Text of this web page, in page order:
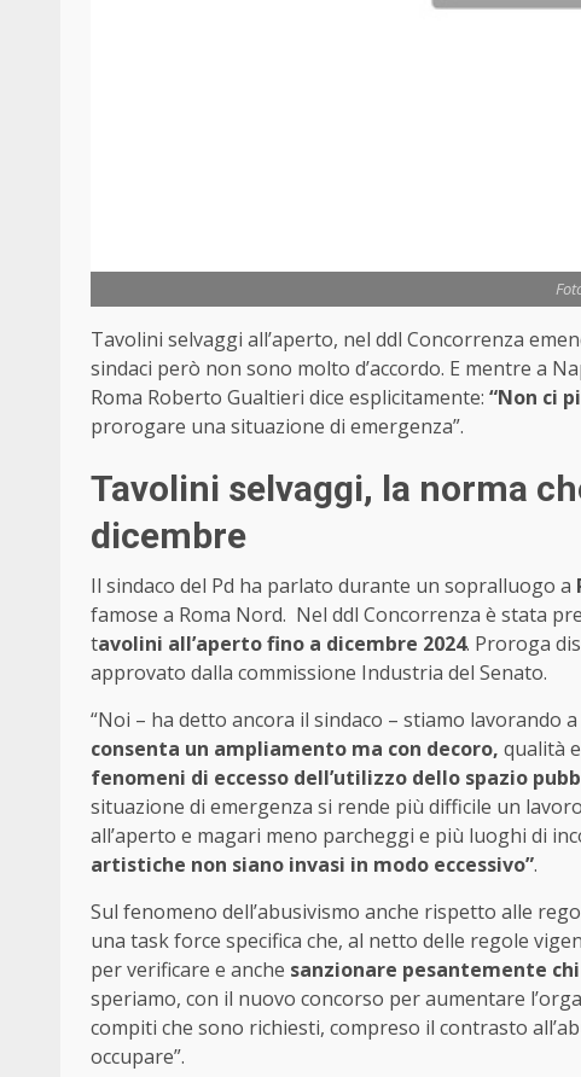
Tavolini selvaggi all’aperto, nel ddl Concorrenza
sindaci però non sono molto d’accordo. E mentre a
Roma Roberto Gualtieri dice esplicitamente: “Non ci
prorogare una situazione di emergenza”.
Tavolini selvaggi, la norma
dicembre
Il sindaco del Pd ha parlato durante un sopralluogo a
famose a Roma Nord. Nel ddl Concorrenza è stata
tavolini all’aperto fino a dicembre 2024. Proroga
approvato dalla commissione Industria del Senato.
“Noi – ha detto ancora il sindaco – stiamo lavorando
consenta un ampliamento ma con decoro, qualità
fenomeni di eccesso dell’utilizzo dello spazio
situazione di emergenza si rende più difficile un
all’aperto e magari meno parcheggi e più luoghi di
artistiche non siano invasi in modo eccessivo”.
Sul fenomeno dell’abusivismo anche rispetto alle
una task force specifica che, al netto delle regole
per verificare e anche sanzionare pesantemente
speriamo, con il nuovo concorso per aumentare
compiti che sono richiesti, compreso il contrasto
occupare”.